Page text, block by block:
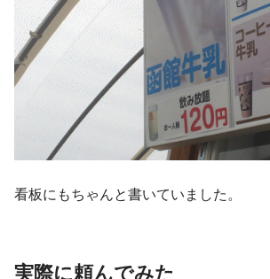
看板にもちゃんと書いていました。
実際に頼んでみた